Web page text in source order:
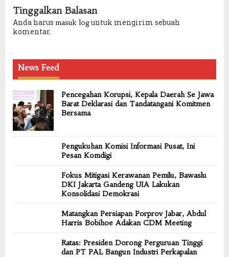
Tinggalkan Balasan
Anda harus masuk loguntuk mengirim sebuah
komentar.
News Feed
Pencegahan Korupsi, Kepala Daerah Se Jawa
Barat Deklarasi dan Tandatangani Komitmen
Bersama
Pengukuhan Komisi Informasi Pusat, Ini
Pesan Komdigi
Fokus Mitigasi Kerawanan Pemilu, Bawaslu
DKI Jakarta Gandeng UIA Lakukan
Konsolidasi Demokrasi
Matangkan Persiapan Porprov Jabar, Abdul
Harris Bobihoe Adakan CDM Meeting
Ratas: Presiden Dorong Perguruan Tinggi
dan PT PAL Bangun Industri Perkapalan